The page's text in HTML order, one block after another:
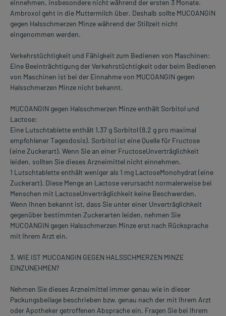
einnehmen, insbesondere nicht während der ersten 3 Monate.
Ambroxol geht in die Muttermilch über. Deshalb sollte MUCOANGIN
gegen Halsschmerzen Minze während der Stillzeit nicht
eingenommen werden.
Verkehrstüchtigkeit und Fähigkeit zum Bedienen von Maschinen:
Eine Beeinträchtigung der Verkehrstüchtigkeit oder beim Bedienen
von Maschinen ist bei der Einnahme von MUCOANGIN gegen
Halsschmerzen Minze nicht bekannt.
MUCOANGIN gegen Halsschmerzen Minze enthält Sorbitol und
Lactose:
Eine Lutschtablette enthält 1,37 g Sorbitol (8,2 g pro maximal
empfohlener Tagesdosis). Sorbitol ist eine Quelle für Fructose
(eine Zuckerart). Wenn Sie an einer FructoseUnverträglichkeit
leiden, sollten Sie dieses Arzneimittel nicht einnehmen.
1 Lutschtablette enthält weniger als 1 mg LactoseMonohydrat (eine
Zuckerart). Diese Menge an Lactose verursacht normalerweise bei
Menschen mit LactoseUnverträglichkeit keine Beschwerden.
Wenn Ihnen bekannt ist, dass Sie unter einer Unverträglichkeit
gegenüber bestimmten Zuckerarten leiden, nehmen Sie
MUCOANGIN gegen Halsschmerzen Minze erst nach Rücksprache
mit Ihrem Arzt ein.
3. WIE IST MUCOANGIN GEGEN HALSSCHMERZEN MINZE
EINZUNEHMEN?
Nehmen Sie dieses Arzneimittel immer genau wie in dieser
Packungsbeilage beschrieben bzw. genau nach der mit Ihrem Arzt
oder Apotheker getroffenen Absprache ein. Fragen Sie bei Ihrem